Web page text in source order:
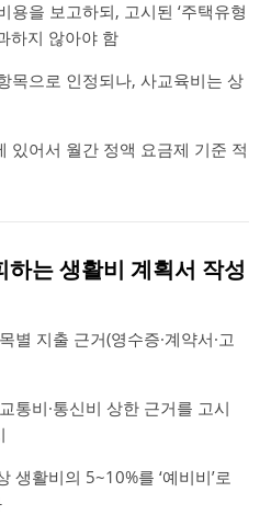
용을 보고하되, 고시된 ‘주택유형
하지 않아야 함
목으로 인정되나, 사교육비는 상
있어서 월간 정액 요금제 기준 적
하는 생활비 계획서 작성
별 지출 근거(영수증·계약서·고
통비·통신비 상한 근거를 고시
생활비의 5~10%를 ‘예비비’로